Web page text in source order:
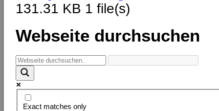
131.31 KB 1 file(s)
Webseite durchsuchen
Exact matches only